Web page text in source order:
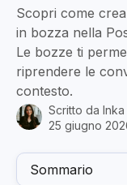
Scopri come
in bozza nella
Le bozze ti
riprendere le
contesto.
Scritto da
25 giugno
Sommario